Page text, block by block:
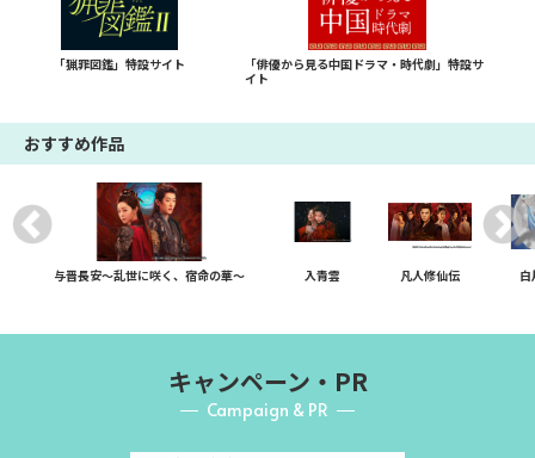
「猟罪図鑑」特設サイト
「俳優から見る中国ドラマ・時代劇」特設サ
イト
おすすめ作品
与晋長安～乱世に咲く、宿命の華～ 入青雲 凡人修仙伝
キャンペーン・PR
Campaign & PR